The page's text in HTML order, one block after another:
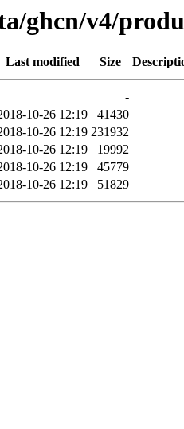
ghcn/v4/
Last modified Size
-
10-26 12:19
41430
10-26 12:19 231932
10-26 12:19
19992
10-26 12:19
45779
10-26 12:19 51829